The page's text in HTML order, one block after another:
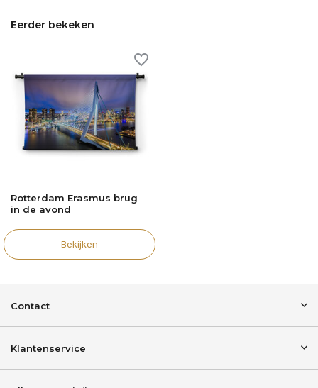
Eerder bekeken
Rotterdam Erasmus brug
in de avond
Bekijken
Contact
Klantenservice